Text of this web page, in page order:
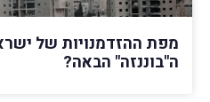
ה"בוננזה" הבאה?